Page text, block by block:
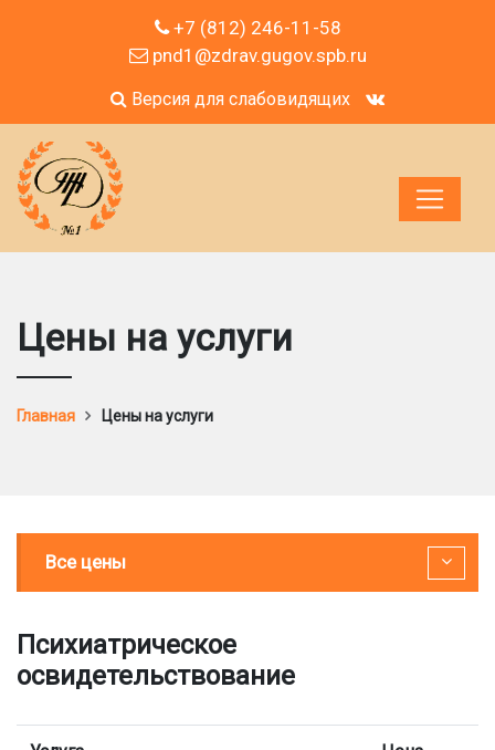
+7 (812) 246-11-58
pnd1@zdrav.gugov.spb.ru
Версия для слабовидящих
Цены на услуги
Главная Цены на услуги
Все цены
Психиатрическое
освидетельствование